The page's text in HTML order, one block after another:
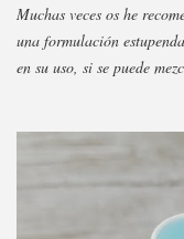
Muchas veces os he
una formulación
en su uso, si se puede
corporales, así es más
marca tiene otros sérum
tenéis en casi todas las